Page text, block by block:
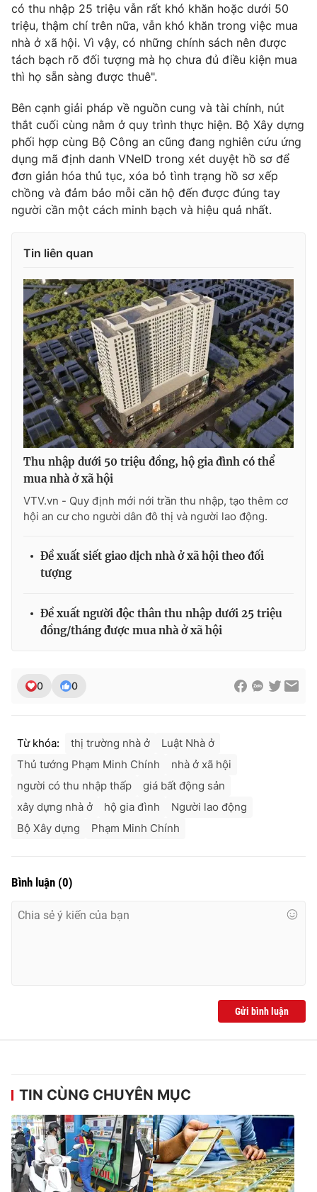
có thu nhập 25 triệu vẫn rất khó khăn hoặc dưới 50
triệu, thậm chí trên nữa, vẫn khó khăn trong việc mua
nhà ở xã hội. Vì vậy, có những chính sách nên được
tách bạch rõ đối tượng mà họ chưa đủ điều kiện mua
thì họ sẵn sàng được thuê".
Bên cạnh giải pháp về nguồn cung và tài chính, nút
thắt cuối cùng nằm ở quy trình thực hiện. Bộ Xây dựng
phối hợp cùng Bộ Công an cũng đang nghiên cứu ứng
dụng mã định danh VNeID trong xét duyệt hồ sơ để
đơn giản hóa thủ tục, xóa bỏ tình trạng hồ sơ xếp
chồng và đảm bảo mỗi căn hộ đến được đúng tay
người cần một cách minh bạch và hiệu quả nhất.
Tin liên quan
Thu nhập dưới 50 triệu đồng, hộ gia đình có thể
mua nhà ở xã hội
VTV.vn - Quy định mới nới trần thu nhập, tạo thêm cơ
hội an cư cho người dân đô thị và người lao động.
Đề xuất siết giao dịch nhà ở xã hội theo đối
tượng
Đề xuất người độc thân thu nhập dưới 25 triệu
đồng/tháng được mua nhà ở xã hội
0 0
Từ khóa: thị trường nhà ở
Luật Nhà ở
Thủ tướng Phạm Minh Chính
nhà ở xã hội
người có thu nhập thấp
giá bất động sản
xây dựng nhà ở
hộ gia đình
Người lao động
Bộ Xây dựng
Phạm Minh Chính
Bình luận (0)
Gửi bình luận
TIN CÙNG CHUYÊN MỤC